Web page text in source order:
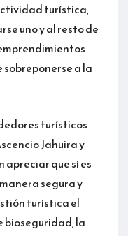
turística,
uno y al resto de
sobreponerse a la
turísticos
Jahuira y
apreciar que sí es
segura y
turística el
bioseguridad, la